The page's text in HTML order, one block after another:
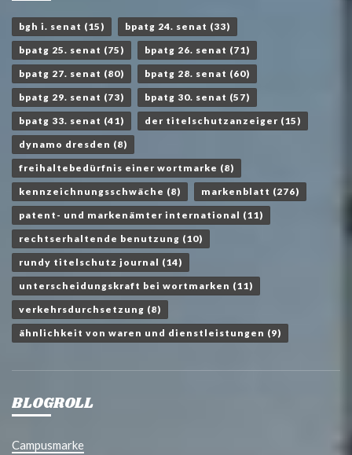
bgh i. senat (15) bpatg 24. senat (33)
bpatg 25. senat (75) bpatg 26. senat (71)
bpatg 27. senat (80) bpatg 28. senat (60)
bpatg 29. senat (73) bpatg 30. senat (57)
bpatg 33. senat (41) der titelschutzanzeiger (15)
dynamo dresden (8)
freihaltebedürfnis einer wortmarke (8)
kennzeichnungsschwäche (8) markenblatt (276)
patent- und markenämter international (11)
rechtserhaltende benutzung (10)
rundy titelschutz journal (14)
unterscheidungskraft bei wortmarken (11)
verkehrsdurchsetzung (8)
ähnlichkeit von waren und dienstleistungen (9)
BLOGROLL
Campusmarke